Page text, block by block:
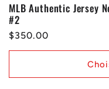
MLB Authentic Jersey
#2
Prix
habituel
$350.00